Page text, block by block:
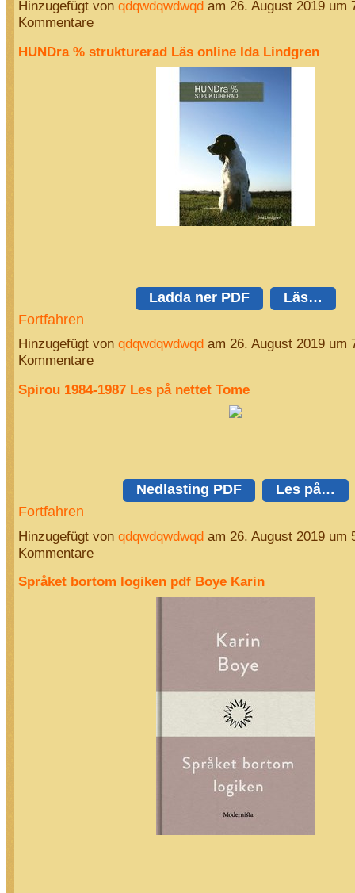
Hinzugefügt von qdqwdqwdwqd am 26. August 2019
Kommentare
HUNDra % strukturerad Läs online Ida Lindgren
Ladda ner PDF
Läs…
Fortfahren
Hinzugefügt von qdqwdqwdwqd am 26. August 2019
Kommentare
Spirou 1984-1987 Les på nettet Tome
Nedlasting PDF
Les på…
Fortfahren
Hinzugefügt von qdqwdqwdwqdam 26. August 2019 um
Kommentare
Språket bortom logiken pdf Boye Karin